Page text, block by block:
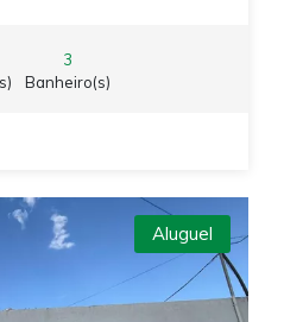
3
Banheiro(s)
Aluguel